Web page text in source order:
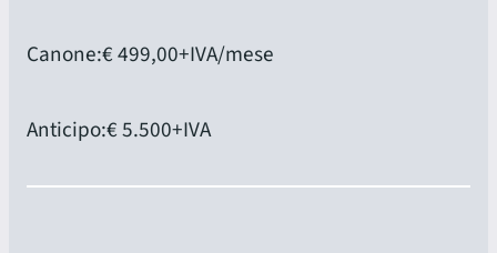
Canone:€ 499,00+IVA/mese
Anticipo:€ 5.500+IVA